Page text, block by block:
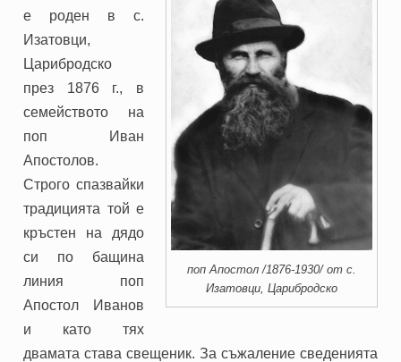
поп Апостол /1876-1930/ от с.
Изатовци, Царибродско
е роден в с.
Изатовци,
Царибродско
през 1876 г., в
семейството на
поп Иван
Апостолов.
Строго спазвайки
традицията той е
кръстен на дядо
си по бащина
линия поп
Апостол Иванов
и като тях
двамата става свещеник. За съжаление сведенията